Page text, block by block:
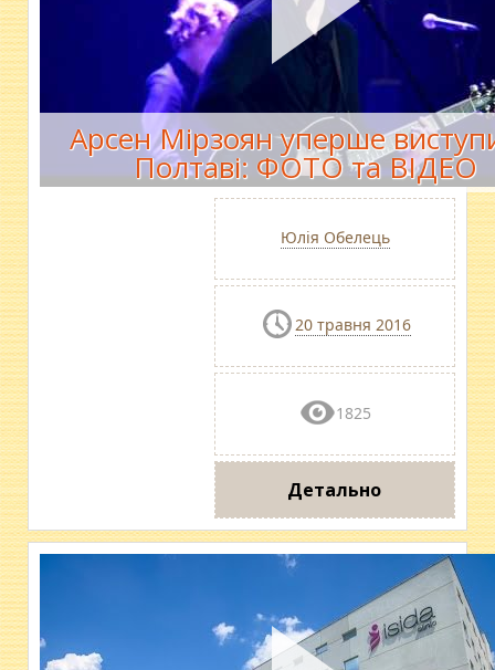
Арсен Мірзоян уперше
Полтаві: ФОТО та ВІДЕО
Юлія Обелець
20 травня 2016
1825
Детально